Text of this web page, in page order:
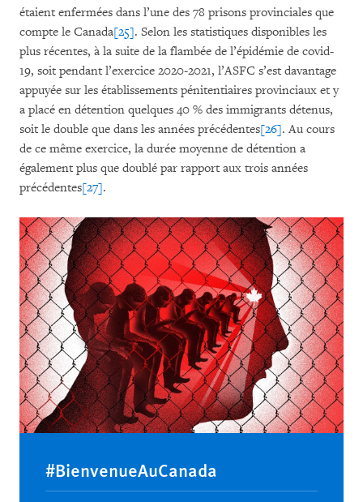
étaient enfermées dans l’une des 78 prisons provinciales que
compte le Canada[25]. Selon les statistiques disponibles les
plus récentes, à la suite de la flambée de l’épidémie de covid-
19, soit pendant l’exercice 2020-2021, l’ASFC s’est davantage
appuyée sur les établissements pénitentiaires provinciaux et y
a placé en détention quelques 40 % des immigrants détenus,
soit le double que dans les années précédentes[26]. Au cours
de ce même exercice, la durée moyenne de détention a
également plus que doublé par rapport aux trois années
précédentes[27].
#BienvenueAuCanada